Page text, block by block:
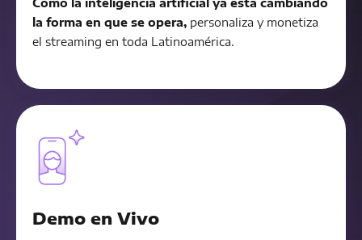
Cómo la inteligencia artificial ya está cambiando
la forma en que se opera, personaliza y monetiza
el streaming en toda Latinoamérica.
Demo en Vivo